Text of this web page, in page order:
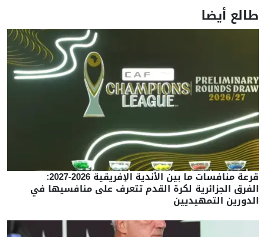
طالع أيضا
قرعة منافسات ما بين الأندية الإفريقية 2026-2027:
الفرق الجزائرية لكرة القدم تتعرف على منافسيها في
الدورين التمهيديين